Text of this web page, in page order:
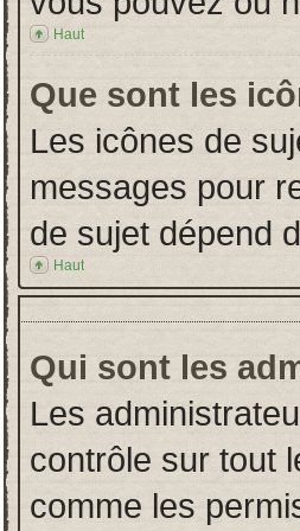
Haut
Que sont les
Les icônes de
messages pour
de sujet dépend
Haut
Qui sont les
Les
contrôle sur tout
comme les